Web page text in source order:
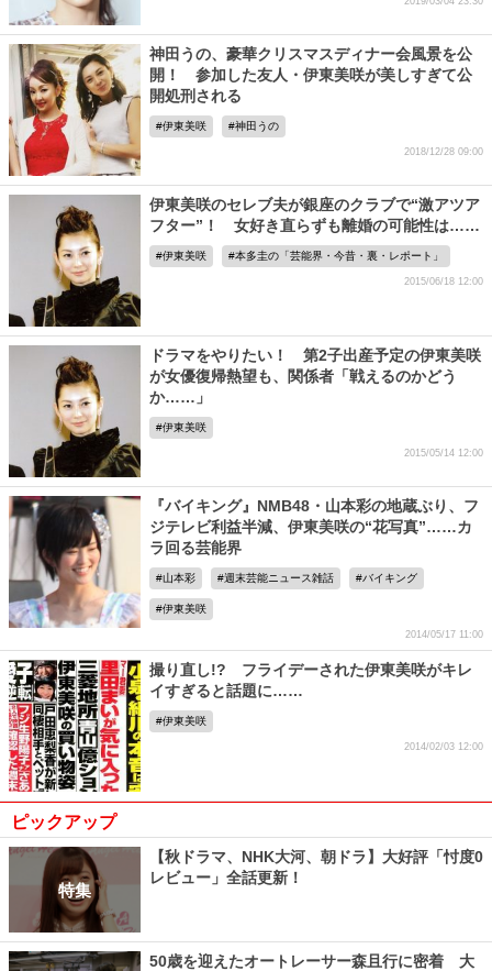
神田うの、豪華クリスマスディナー会風景を公
開！ 参加した友人・伊東美咲が美しすぎて公
開処刑される
伊東美咲 神田うの
2018/12/28 09:00
伊東美咲のセレブ夫が銀座のクラブで“激アツア
フター”！ 女好き直らずも離婚の可能性は……
伊東美咲 本多圭の「芸能界・今昔・裏・レポート」
2015/06/18 12:00
ドラマをやりたい！ 第2子出産予定の伊東美咲
が女優復帰熱望も、関係者「戦えるのかどう
か……」
伊東美咲
2015/05/14 12:00
『バイキング』NMB48・山本彩の地蔵ぶり、フ
ジテレビ利益半減、伊東美咲の“花写真”……カ
ラ回る芸能界
山本彩 週末芸能ニュース雑話 バイキング
伊東美咲
2014/05/17 11:00
撮り直し!? フライデーされた伊東美咲がキレ
イすぎると話題に……
伊東美咲
2014/02/03 12:00
ピックアップ
特集
【秋ドラマ、NHK大河、朝ドラ】大好評「忖度0
レビュー」全話更新！
50歳を迎えたオートレーサー森且行に密着 大